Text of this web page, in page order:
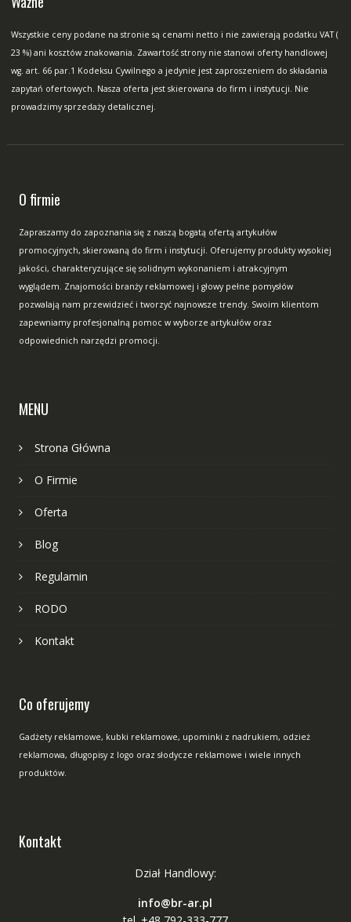
Wszystkie ceny podane na stronie są cenami netto i nie zawierają podatku VAT (
23 %) ani kosztów znakowania. Zawartość strony nie stanowi oferty handlowej
wg. art. 66 par.1 Kodeksu Cywilnego a jedynie jest zaproszeniem do składania
zapytań ofertowych. Nasza oferta jest skierowana do firm i instytucji. Nie
prowadzimy sprzedaży detalicznej.
O firmie
Zapraszamy do zapoznania się z naszą bogatą ofertą artykułów
promocyjnych, skierowaną do firm i instytucji. Oferujemy produkty wysokiej
jakości, charakteryzujące się solidnym wykonaniem i atrakcyjnym
wyglądem. Znajomości branży reklamowej i głowy pełne pomysłów
pozwalają nam przewidzieć i tworzyć najnowsze trendy. Swoim klientom
zapewniamy profesjonalną pomoc w wyborze artykułów oraz
odpowiednich narzędzi promocji.
MENU
Strona Główna
O Firmie
Oferta
Blog
Regulamin
RODO
Kontakt
Co oferujemy
Gadżety reklamowe, kubki reklamowe, upominki z nadrukiem, odzież
reklamowa, długopisy z logo oraz słodycze reklamowe i wiele innych
produktów.
Kontakt
Dział Handlowy:
info@br-ar.pl